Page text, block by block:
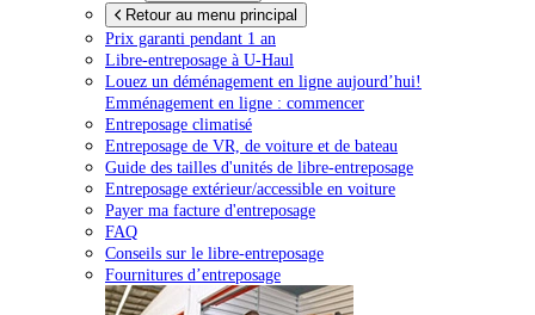
Retour au menu principal
Prix garanti pendant 1 an
Libre-entreposage à U-Haul
Louez un déménagement en ligne aujourd’hui!
Emménagement en ligne : commencer
Entreposage climatisé
Entreposage de VR, de voiture et de bateau
Guide des tailles d'unités de libre-entreposage
Entreposage extérieur/accessible en voiture
Payer ma facture d'entreposage
FAQ
Conseils sur le libre-entreposage
Fournitures d’entreposage